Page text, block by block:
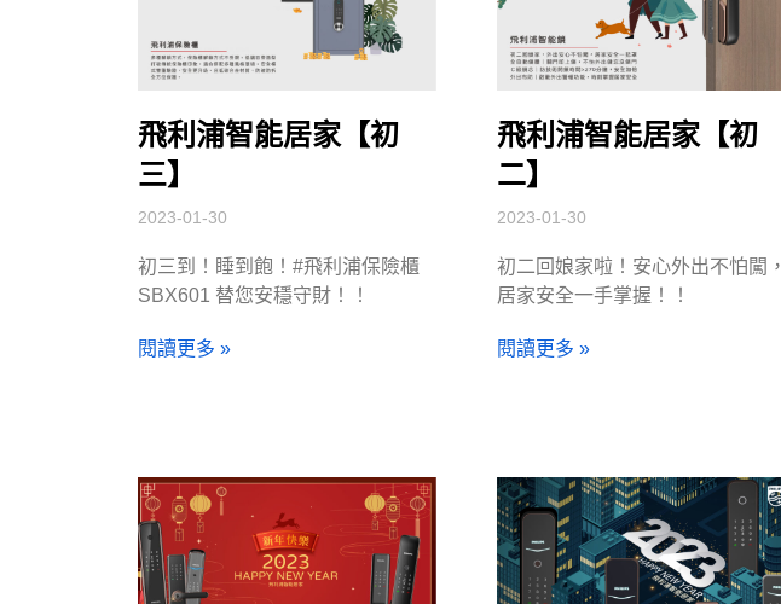
飛利浦智能居家【初
三】
2023-01-30
初三到！睡到飽！#飛利浦保險櫃
SBX601 替您安穩守財！！
閱讀更多 »
飛利浦智能居家【初
二】
2023-01-30
初二回娘家啦！安心外出不怕闖，
居家安全一手掌握！！
閱讀更多 »